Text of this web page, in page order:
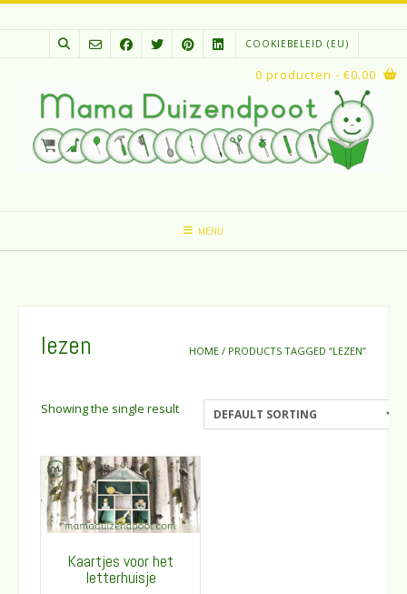
Spring
COOKIEBELEID (EU)
MENU
0 producten - €0.00
HOME / PRODUCTS TAGGED “LEZEN”
lezen
Showing the single result
Kaartjes voor het
letterhuisje